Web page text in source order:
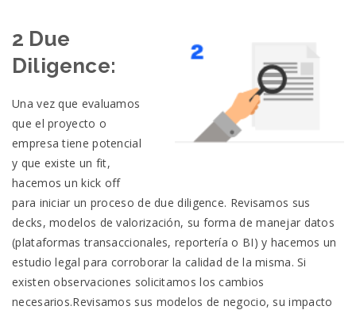
2 Due
Diligence:
Una vez que evaluamos
que el proyecto o
empresa tiene potencial
y que existe un fit,
hacemos un kick off
para iniciar un proceso de due diligence. Revisamos sus
decks, modelos de valorización, su forma de manejar datos
(plataformas transaccionales, reportería o BI) y hacemos un
estudio legal para corroborar la calidad de la misma. Si
existen observaciones solicitamos los cambios
necesarios.Revisamos sus modelos de negocio, su impacto